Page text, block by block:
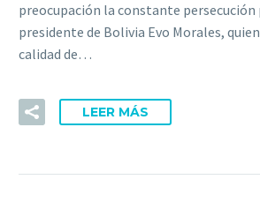
preocupación la constante
presidente de Bolivia Evo Morales,
calidad de…
LEER MÁS